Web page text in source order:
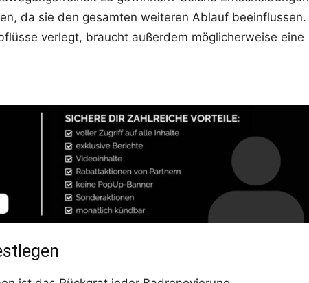
da sie den gesamten weiteren Ablauf beeinflussen.
verlegt, braucht außerdem möglicherweise eine